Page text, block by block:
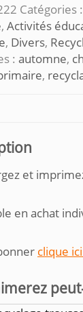
Catégories :
, Activités
, Divers,
: automne,
,
et
en achat
clique